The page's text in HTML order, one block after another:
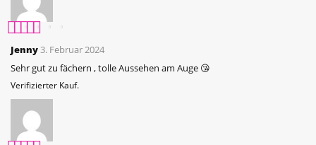
Bewertet mit5
von 5
Jenny3. Februar 2024
Sehr gut zu fächern , tolle Aussehen am Auge 😘
Verifizierter Kauf.